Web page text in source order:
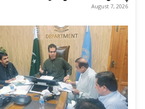
August 7, 2026